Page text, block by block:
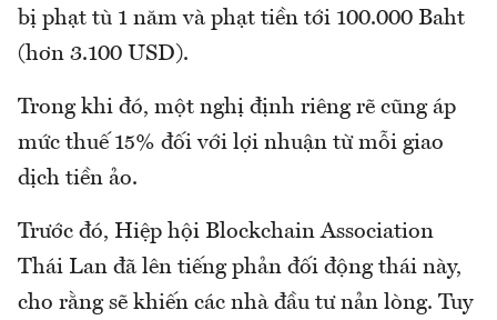
bị phạt tù 1 năm và phạt tiền tới 100.000 Baht
(hơn 3.100 USD).
Trong khi đó, một nghị định riêng rẽ cũng áp
mức thuế 15% đối với lợi nhuận từ mỗi giao
dịch tiền ảo.
Trước đó, Hiệp hội Blockchain Association
Thái Lan đã lên tiếng phản đối động thái này,
cho rằng sẽ khiến các nhà đầu tư nản lòng. Tuy